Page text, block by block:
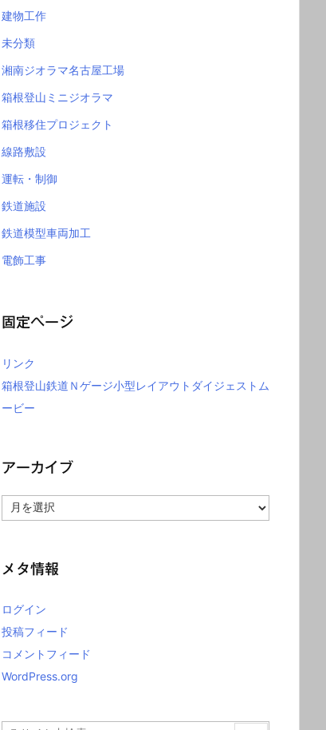
建物工作
未分類
湘南ジオラマ名古屋工場
箱根登山ミニジオラマ
箱根移住プロジェクト
線路敷設
運転・制御
鉄道施設
鉄道模型車両加工
電飾工事
固定ページ
リンク
箱根登山鉄道Ｎゲージ小型レイアウトダイジェストム
ービー
アーカイブ
ー
ブ
メタ情報
ログイン
投稿フィード
コメントフィード
WordPress.org